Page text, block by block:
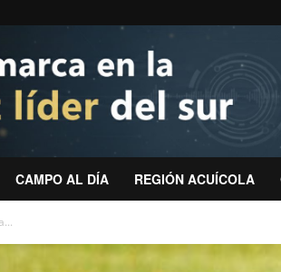
CAMPO AL DÍA REGIÓN ACUÍCOLA